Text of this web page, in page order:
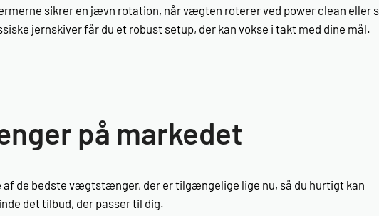
sikrer en jævn rotation, når vægten roterer ved power clean eller
jernskiver får du et robust setup, der kan vokse i takt med dine mål.
på markedet
af de bedste vægtstænger, der er tilgængelige lige nu, så du hurtigt kan
det tilbud, der passer til dig.